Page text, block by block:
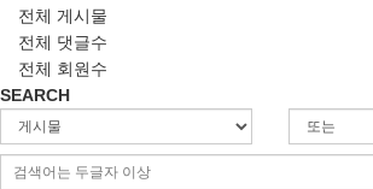
전체 게시물
전체 댓글수
전체 회원수
SEARCH